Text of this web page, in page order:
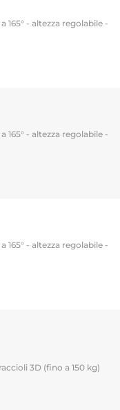
- altezza regolabile -
- altezza regolabile -
- altezza regolabile -
3D (fino a 150 kg)